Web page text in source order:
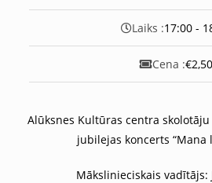
Laiks :17:00 -
Cena :€2,50
Alūksnes Kultūras centra skolotāju
jubilejas koncerts “Mana
Mākslinieciskais vadītājs: